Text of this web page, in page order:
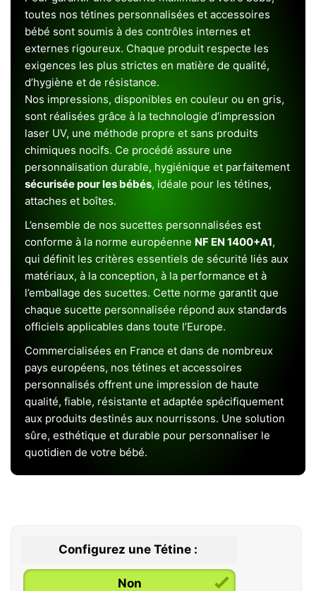
toutes nos tétines personnalisées et accessoires
bébé sont soumis à des contrôles internes et
externes rigoureux. Chaque produit respecte les
exigences les plus strictes en matière de qualité,
d’hygiène et de résistance.
Nos impressions, disponibles en couleur ou en gris,
sont réalisées grâce à la technologie d’impression
laser UV, une méthode propre et sans produits
chimiques nocifs. Ce procédé assure une
personnalisation durable, hygiénique et parfaitement
sécurisée pour les bébés, idéale pour les tétines,
attaches et boîtes.
L’ensemble de nos sucettes personnalisées est
conforme à la norme européenne NF EN 1400+A1,
qui définit les critères essentiels de sécurité liés aux
matériaux, à la conception, à la performance et à
l’emballage des sucettes. Cette norme garantit que
chaque sucette personnalisée répond aux standards
officiels applicables dans toute l’Europe.
Commercialisées en France et dans de nombreux
pays européens, nos tétines et accessoires
personnalisés offrent une impression de haute
qualité, fiable, résistante et adaptée spécifiquement
aux produits destinés aux nourrissons. Une solution
sûre, esthétique et durable pour personnaliser le
quotidien de votre bébé.
Configurez une Tétine :
Non